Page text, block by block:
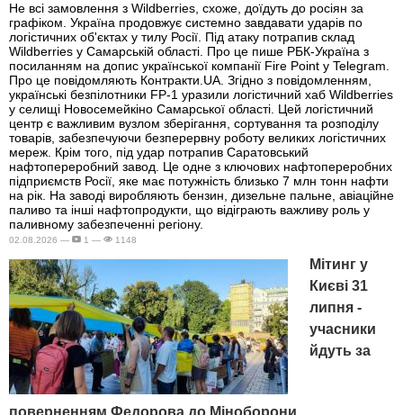
Не всі замовлення з Wildberries, схоже, доїдуть до росіян за
графіком. Україна продовжує системно завдавати ударів по
логістичних об'єктах у тилу Росії. Під атаку потрапив склад
Wildberries у Самарській області. Про це пише РБК-Україна з
посиланням на допис української компанії Fire Point у Telegram.
Про це повідомляють Контракти.UA. Згідно з повідомленням,
українські безпілотники FP-1 уразили логістичний хаб Wildberries
у селищі Новосемейкіно Самарської області. Цей логістичний
центр є важливим вузлом зберігання, сортування та розподілу
товарів, забезпечуючи безперервну роботу великих логістичних
мереж. Крім того, під удар потрапив Саратовський
нафтопереробний завод. Це одне з ключових нафтопереробних
підприємств Росії, яке має потужність близько 7 млн тонн нафти
на рік. На заводі виробляють бензин, дизельне пальне, авіаційне
паливо та інші нафтопродукти, що відіграють важливу роль у
паливному забезпеченні регіону.
02.08.2026 — 1 — 1148
Мітинг у
Києві 31
липня -
учасники
йдуть за